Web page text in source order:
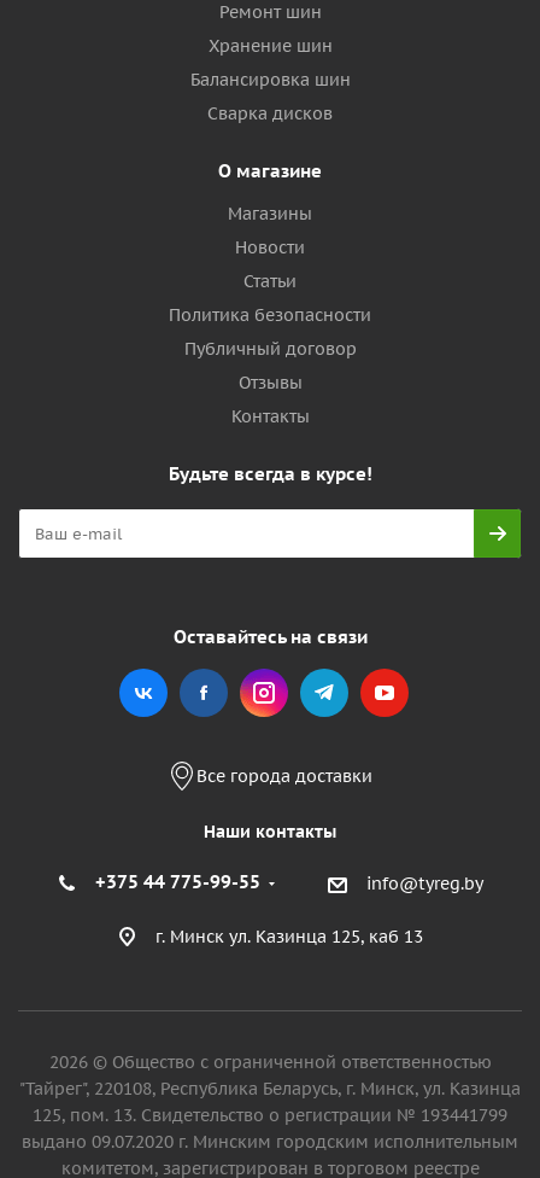
Ремонт шин
Хранение шин
Балансировка шин
Сварка дисков
О магазине
Магазины
Новости
Статьи
Политика безопасности
Публичный договор
Отзывы
Контакты
Будьте всегда в курсе!
Оставайтесь на связи
Все города доставки
Наши контакты
+375 44 775-99-55 info@tyreg.by
г. Минск ул. Казинца 125, каб 13
2026 © Общество с ограниченной ответственностью
"Тайрег", 220108, Республика Беларусь, г. Минск, ул. Казинца
125, пом. 13. Свидетельство о регистрации № 193441799
выдано 09.07.2020 г. Минским городским исполнительным
комитетом, зарегистрирован в торговом реестре